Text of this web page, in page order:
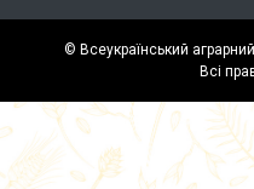
© Всеукраїнський
Всі